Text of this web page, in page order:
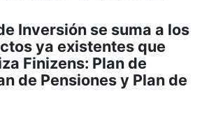
Inversión se suma a los
ya existentes que
Finizens: Plan de
de Pensiones y Plan de